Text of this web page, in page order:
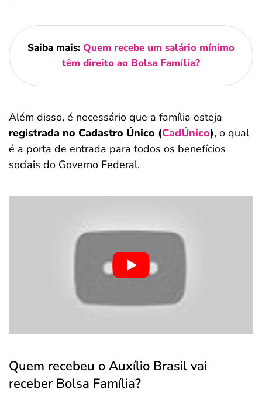
Saiba mais: Quem recebe um salário mínimo
têm direito ao Bolsa Família?
Além disso, é necessário que a família esteja
registrada no Cadastro Único (CadÚnico), o qual
é a porta de entrada para todos os benefícios
sociais do Governo Federal.
Quem recebeu o Auxílio Brasil vai
receber Bolsa Família?